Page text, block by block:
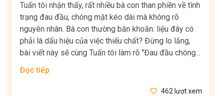
Tuấn tôi nhận thấy, rất nhiều bà con than phiền về tình
trạng đau đầu, chóng mặt kéo dài mà không rõ
nguyên nhân. Bà con thường băn khoăn: liệu đây có
phải là dấu hiệu của việc thiếu chất? Đừng lo lắng,
bài viết này sẽ cùng Tuấn tôi làm rõ "Đau đầu chóng...
Đọc tiếp
462 lượt xem